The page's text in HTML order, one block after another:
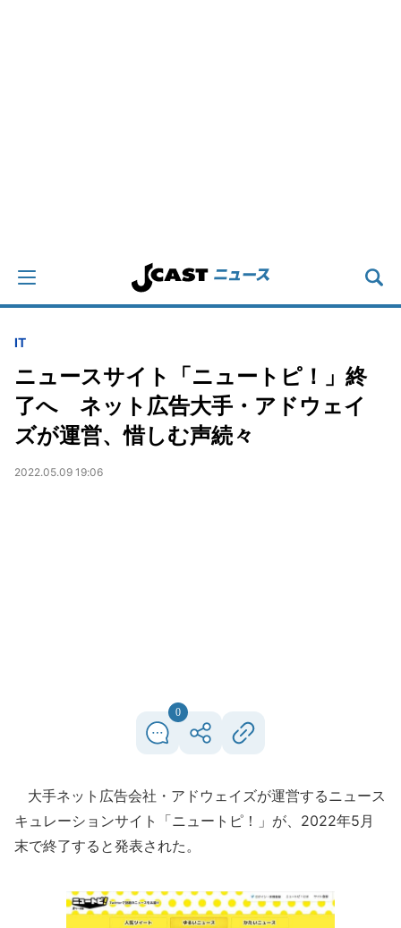
IT
ニュースサイト「ニュートピ！」終
了へ ネット広告大手・アドウェイ
ズが運営、惜しむ声続々
2022.05.09 19:06
0
大手ネット広告会社・アドウェイズが運営するニュース
キュレーションサイト「ニュートピ！」が、2022年5月
末で終了すると発表された。